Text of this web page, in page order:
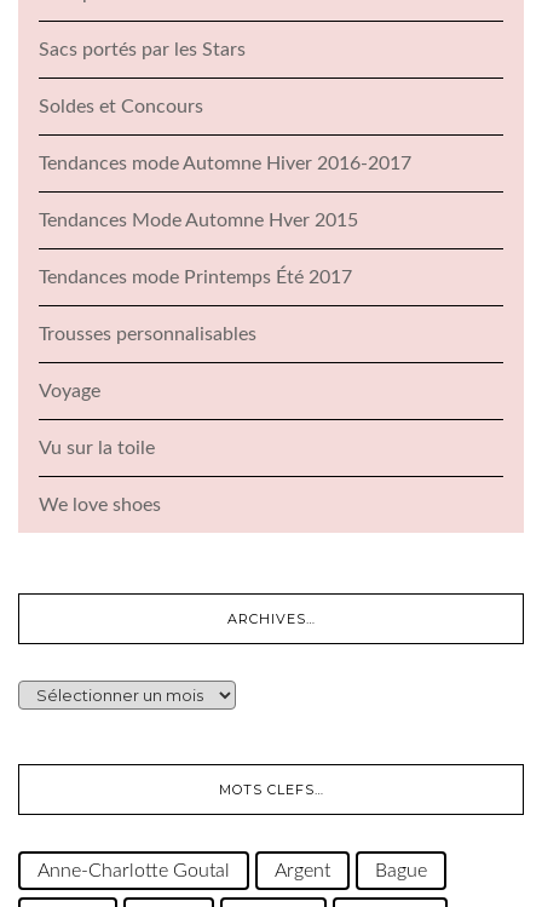
Sacs portés par les Stars
Soldes et Concours
Tendances mode Automne Hiver 2016-2017
Tendances Mode Automne Hver 2015
Tendances mode Printemps Été 2017
Trousses personnalisables
Voyage
Vu sur la toile
We love shoes
ARCHIVES…
ARCHIVES…
MOTS CLEFS…
Anne-Charlotte Goutal Argent Bague